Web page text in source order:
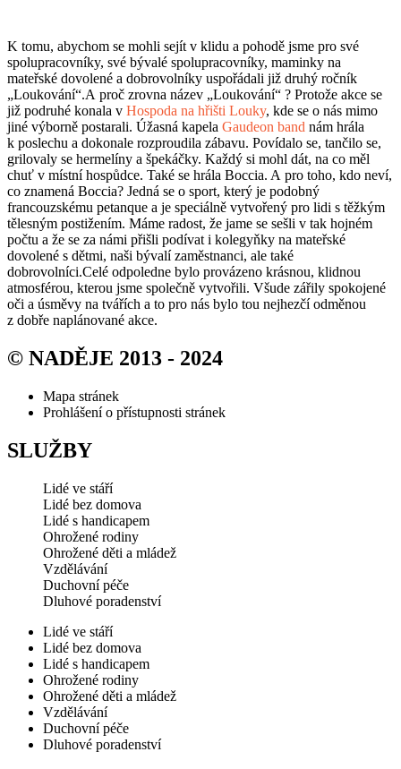
K tomu, abychom se mohli sejít v klidu a pohodě jsme pro své
spolupracovníky, své bývalé spolupracovníky, maminky na
mateřské dovolené a dobrovolníky uspořádali již druhý ročník
„Loukování“.A proč zrovna název „Loukování“ ? Protože akce se
již podruhé konala v Hospoda na hřišti Louky, kde se o nás mimo
jiné výborně postarali. Úžasná kapela Gaudeon band nám hrála
k poslechu a dokonale rozproudila zábavu. Povídalo se, tančilo se,
grilovaly se hermelíny a špekáčky. Každý si mohl dát, na co měl
chuť v místní hospůdce. Také se hrála Boccia. A pro toho, kdo neví,
co znamená Boccia? Jedná se o sport, který je podobný
francouzskému petanque a je speciálně vytvořený pro lidi s těžkým
tělesným postižením. Máme radost, že jame se sešli v tak hojném
počtu a že se za námi přišli podívat i kolegyňky na mateřské
dovolené s dětmi, naši bývalí zaměstnanci, ale také
dobrovolníci.Celé odpoledne bylo provázeno krásnou, klidnou
atmosférou, kterou jsme společně vytvořili. Všude zářily spokojené
oči a úsměvy na tvářích a to pro nás bylo tou nejhezčí odměnou
z dobře naplánované akce.
© NADĚJE 2013 - 2024
Mapa stránek
Prohlášení o přístupnosti stránek
SLUŽBY
Lidé ve stáří
Lidé bez domova
Lidé s handicapem
Ohrožené rodiny
Ohrožené děti a mládež
Vzdělávání
Duchovní péče
Dluhové poradenství
Lidé ve stáří
Lidé bez domova
Lidé s handicapem
Ohrožené rodiny
Ohrožené děti a mládež
Vzdělávání
Duchovní péče
Dluhové poradenství